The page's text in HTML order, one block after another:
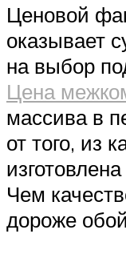
Ценовой
оказывает
на выбор
Цена
массива в
от того, из
Чем
дороже